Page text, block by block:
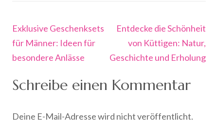
Beitragsnavigation
Exklusive Geschenksets
für Männer: Ideen für
besondere Anlässe
Entdecke die Schönheit
von Küttigen: Natur,
Geschichte und Erholung
Schreibe einen Kommentar
Deine E-Mail-Adresse wird nicht veröffentlicht.